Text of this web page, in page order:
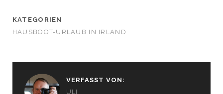
KATEGORIEN
HAUSBOOT-URLAUB IN IRLAND
VERFASST VON:
ULI